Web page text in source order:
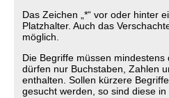
Das Zeichen „*“ vor oder hinter
Platzhalter. Auch das
möglich.
Die Begriffe müssen
dürfen nur Buchstaben, Zahlen
enthalten. Sollen kürzere
gesucht werden, so sind diese